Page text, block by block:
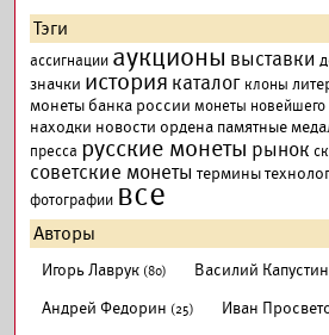
Тэги
ассигнации аукционы выставки
значки история каталог клоны
монеты банка россии монеты
находки новости ордена памятные
пресса русские монеты рынок
советские монеты термины
фотографии все
Авторы
Игорь Лаврук (80) Василий Капустин
Андрей Федорин (25) Иван